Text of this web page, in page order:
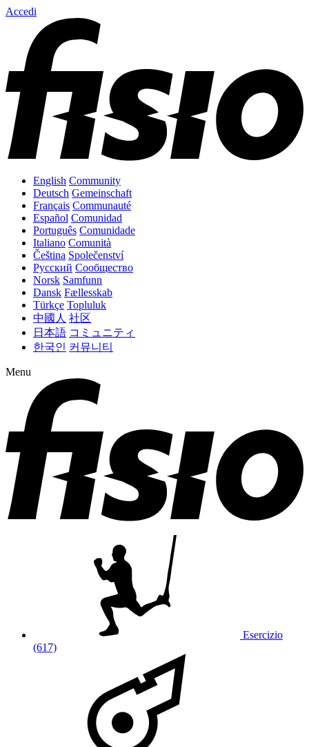
Accedi
English Community
Deutsch Gemeinschaft
Français Communauté
Español Comunidad
Português Comunidade
Italiano Comunità
Čeština Společenství
Русский Сообщество
Norsk Samfunn
Dansk Fællesskab
Türkçe Topluluk
中國人 社区
日本語 コミュニティ
한국인 커뮤니티
Menu
Esercizio
(617)